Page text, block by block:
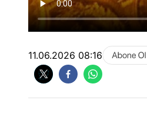
11.06.2026 08:16